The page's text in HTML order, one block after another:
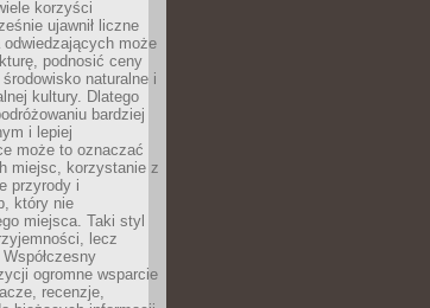
korzyści
ujawnił liczne
odwiedzających może
podnosić ceny
naturalne i
kultury. Dlatego
bardziej
i lepiej
może to oznaczać
miejsc, korzystanie z
przyrody i
który nie
miejsca. Taki styl
lecz
ogromne wsparcie
recenzje,